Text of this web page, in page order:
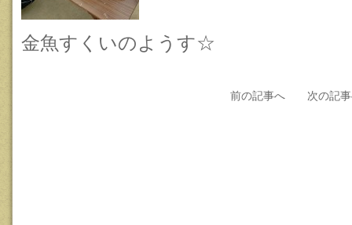
金魚すくいのようす☆
前の記事へ 次の記